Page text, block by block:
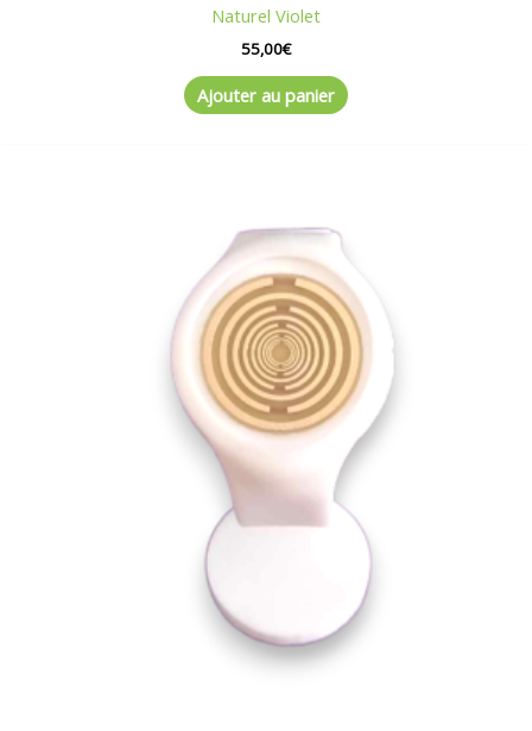
Naturel Violet
55,00€
Ajouter au panier